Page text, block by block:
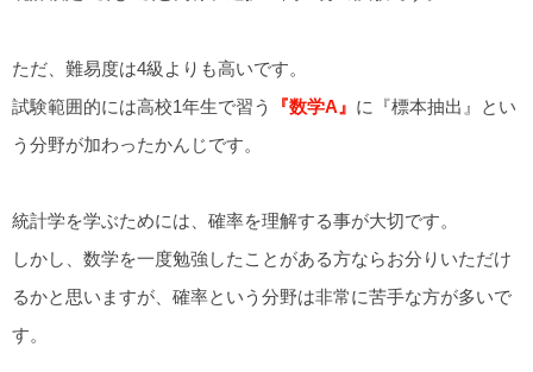
ただ、難易度は4級よりも高いです。
試験範囲的には高校1年生で習う
『数学A』 に『標本抽出』とい
う分野が加わったかんじです。
統計学を学ぶためには、確率を理解する事が大切です。
しかし、数学を一度勉強したことがある方ならお分りいただけ
るかと思いますが、確率という分野は非常に苦手な方が多いで
す。